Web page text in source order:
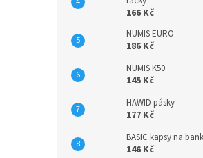
166 Kč
NUMIS EURO
186 Kč
NUMIS K50
145 Kč
HAWID pásky
177 Kč
BASIC kapsy na
146 Kč